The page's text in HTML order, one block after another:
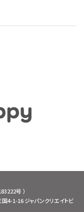
号 ）
1-16 ジャパンクリエイトビ